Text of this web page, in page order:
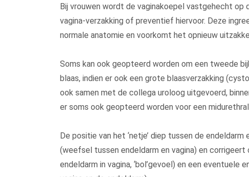
Bij vrouwen wordt de vaginakoepel vastgehecht op
vagina-verzakking of preventief hiervoor. Deze
normale anatomie en voorkomt het opnieuw
Soms kan ook geopteerd worden om een tweede
blaas, indien er ook een grote blaasverzakking
ook samen met de collega uroloog uitgevoerd,
er soms ook geopteerd worden voor een
De positie van het ‘netje’ diep tussen de
(weefsel tussen endeldarm en vagina) en
endeldarm in vagina, ‘bol’gevoel) en een